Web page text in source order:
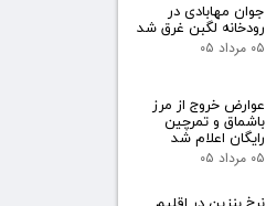
جوان مهابادی در
رودخانه لگبن غرق شد
۰۵ مرداد ۰۵
عوارض خروج از مرز
باشماق و تمرچین
رایگان اعلام شد
۰۵ مرداد ۰۵